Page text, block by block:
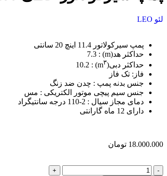
پمپ تصفیه استخر
پمپ سیرکولاتور
پمپ سیرکولاتور بلند کاست
پمپ سیرکولاتور خطی ارس
پمپ سیرکولاتور خطی سمنان انرژی
پمپ سیرکولاتور گراندفوس
پمپ سیرکولاتور لئو
پمپ شناور
پمپ شناور ابارا
پمپ شناور اسپیکو
پمپ طبقاتی
پمپ طبقاتی عمودی گراندفوس
لئو LEO
پمپ سیرکولاتور 11.4 اینچ 20 سانتی
حداکثر هد(m) : 7.3
حداکثر دبی(m۳
) : 10.2
فاز: تک فاز
جنس بدنه پمپ : چدن ضد زنگ
جنس سیم پیچی موتور الکتریکی : مس
دمای مجاز سیال : 2-110 درجه سانتیگراد
دارای 12 ماه گارانتی
18.000.000 تومان